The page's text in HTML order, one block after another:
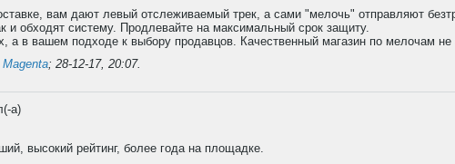
вам дают левый отслеживаемый трек, а сами "мелочь" отправляют
и обходят систему. Продлевайте на максимальный срок защиту.
а в вашем подходе к выбору продавцов. Качественный магазин по мелочам не
Magenta; 28-12-17, 20:07.
а)
высокий рейтинг, более года на площадке.